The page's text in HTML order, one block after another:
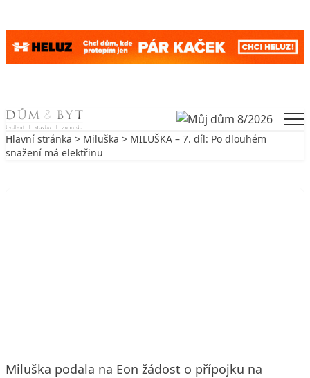
Skip to content
Hlavní stránka > Miluška > MILUŠKA – 7. díl: Po dlouhém
snažení má elektřinu
Miluška podala na Eon žádost o přípojku na